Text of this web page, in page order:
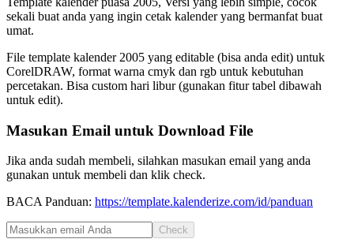
sekali buat anda yang ingin cetak kalender yang bermanfat buat
umat.
File template kalender 2005 yang editable (bisa anda edit) untuk
CorelDRAW, format warna cmyk dan rgb untuk kebutuhan
percetakan. Bisa custom hari libur (gunakan fitur tabel dibawah
untuk edit).
Masukan Email untuk Download File
Jika anda sudah membeli, silahkan masukan email yang anda
gunakan untuk membeli dan klik check.
BACA Panduan: https://template.kalenderize.com/id/panduan
Check